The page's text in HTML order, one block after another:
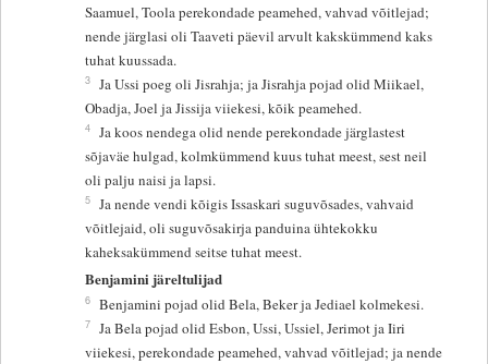
Saamuel, Toola perekondade peamehed, vahvad võitlejad;
nende järglasi oli Taaveti päevil arvult kakskümmend kaks
tuhat kuussada.
3 Ja Ussi poeg oli Jisrahja; ja Jisrahja pojad olid Miikael,
Obadja, Joel ja Jissija viiekesi, kõik peamehed.
4 Ja koos nendega olid nende perekondade järglastest
sõjaväe hulgad, kolmkümmend kuus tuhat meest, sest neil
oli palju naisi ja lapsi.
5 Ja nende vendi kõigis Issaskari suguvõsades, vahvaid
võitlejaid, oli suguvõsakirja panduina ühtekokku
kaheksakümmend seitse tuhat meest.
Benjamini järeltulijad
6 Benjamini pojad olid Bela, Beker ja Jediael kolmekesi.
7 Ja Bela pojad olid Esbon, Ussi, Ussiel, Jerimot ja Iiri
viiekesi, perekondade peamehed, vahvad võitlejad; ja nende